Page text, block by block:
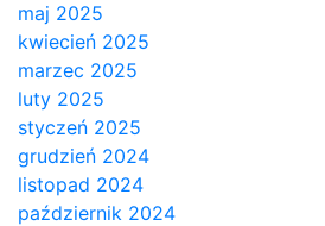
maj 2025
kwiecień 2025
marzec 2025
luty 2025
styczeń 2025
grudzień 2024
listopad 2024
październik 2024